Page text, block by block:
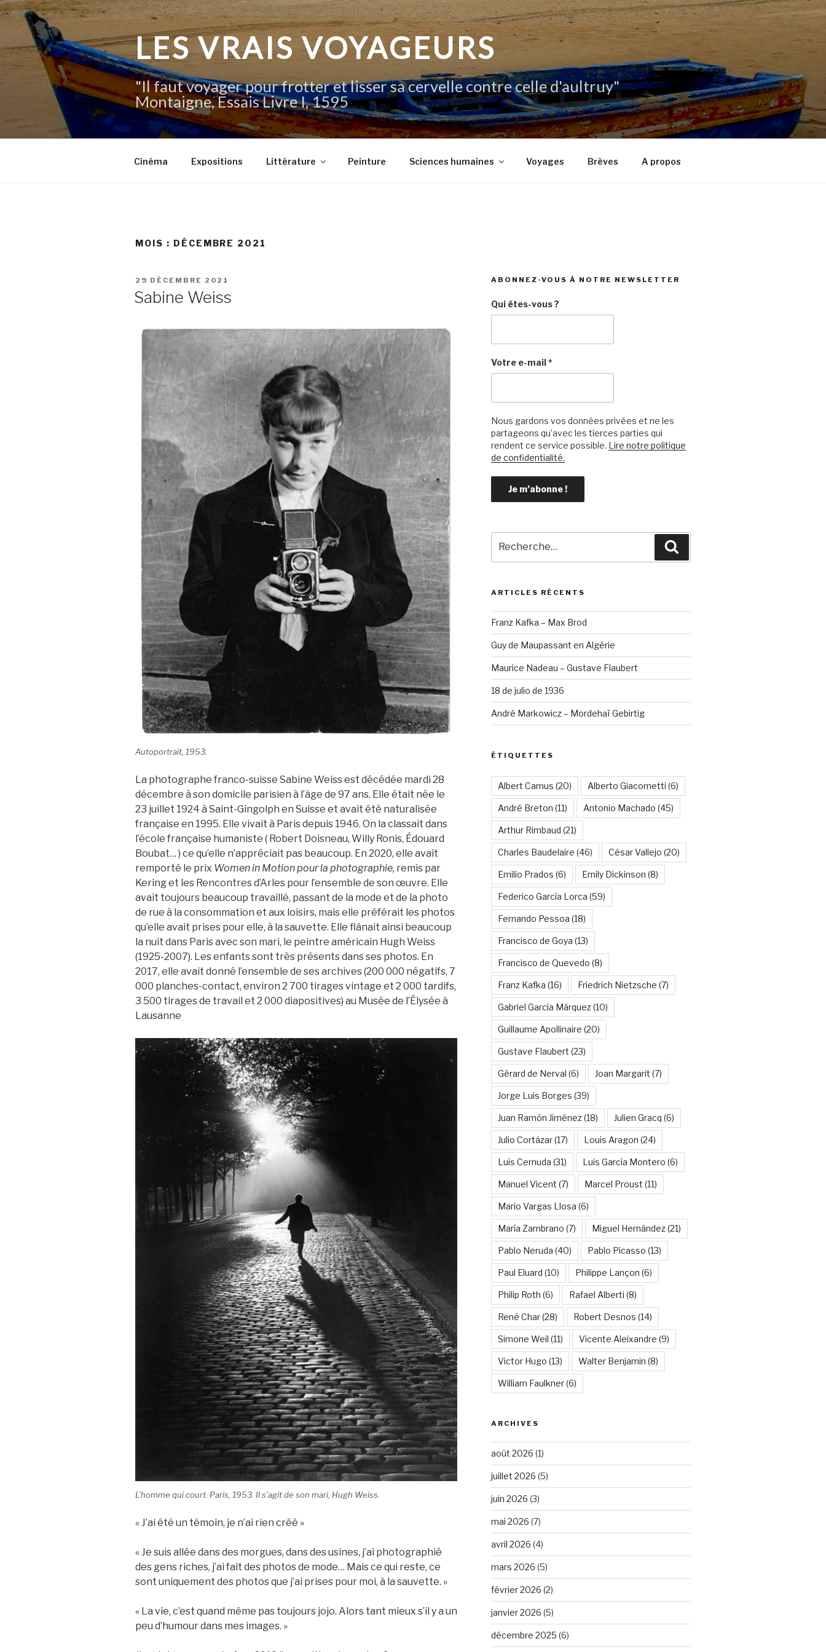
Aller
au
contenu
principal
LES VRAIS VOYAGEURS
"Il faut voyager pour frotter et lisser sa cervelle contre celle d'aultruy"
Montaigne, Essais Livre I, 1595
Cinéma Expositions Littérature Peinture Sciences humaines Voyages Brèves A propos
MOIS : DÉCEMBRE 2021
PUBLIÉ
29 DÉCEMBRE 2021
Sabine Weiss
Autoportrait, 1953.
La photographe franco-suisse Sabine Weiss est décédée mardi 28
décembre à son domicile parisien à l’âge de 97 ans. Elle était née le
23 juillet 1924 à Saint-Gingolph en Suisse et avait été naturalisée
française en 1995. Elle vivait à Paris depuis 1946. On la classait dans
l’école française humaniste ( Robert Doisneau, Willy Ronis, Édouard
Boubat… ) ce qu’elle n’appréciait pas beaucoup. En 2020, elle avait
remporté le prix Women in Motion pour la photographie, remis par
Kering et les Rencontres d’Arles pour l’ensemble de son œuvre. Elle
avait toujours beaucoup travaillé, passant de la mode et de la photo
de rue à la consommation et aux loisirs, mais elle préférait les photos
qu’elle avait prises pour elle, à la sauvette. Elle flânait ainsi beaucoup
la nuit dans Paris avec son mari, le peintre américain Hugh Weiss
(1925-2007). Les enfants sont très présents dans ses photos. En
2017, elle avait donné l’ensemble de ses archives (200 000 négatifs, 7
000 planches-contact, environ 2 700 tirages vintage et 2 000 tardifs,
3 500 tirages de travail et 2 000 diapositives) au Musée de l’Élysée à
Lausanne
L’homme qui court. Paris, 1953. Il s’agit de son mari, Hugh Weiss.
« J’ai été un témoin, je n’ai rien créé »
« Je suis allée dans des morgues, dans des usines, j’ai photographié
des gens riches, j’ai fait des photos de mode… Mais ce qui reste, ce
sont uniquement des photos que j’ai prises pour moi, à la sauvette. »
« La vie, c’est quand même pas toujours jojo. Alors tant mieux s’il y a un
peu d’humour dans mes images. »
ABONNEZ-VOUS À NOTRE NEWSLETTER
Qui êtes-vous ?
Votre e-mail*
Nous gardons vos données privées et ne les
partageons qu’avec les tierces parties qui
rendent ce service possible. Lire notre politique
de confidentialité.
pour
:
ARTICLES RÉCENTS
Franz Kafka – Max Brod
Guy de Maupassant en Algérie
Maurice Nadeau – Gustave Flaubert
18 de julio de 1936
André Markowicz – Mordehaï Gebirtig
ÉTIQUETTES
Albert Camus (20) Alberto Giacometti (6)
André Breton (11) Antonio Machado (45)
Arthur Rimbaud (21)
Charles Baudelaire (46) César Vallejo (20)
Emilio Prados (6) Emily Dickinson (8)
Federico García Lorca (59)
Fernando Pessoa (18)
Francisco de Goya (13)
Francisco de Quevedo (8)
Franz Kafka (16) Friedrich Nietzsche (7)
Gabriel García Márquez(10)
Guillaume Apollinaire (20)
Gustave Flaubert (23)
Gérard de Nerval (6) Joan Margarit (7)
Jorge Luis Borges (39)
Juan Ramón Jiménez(18) Julien Gracq (6)
Julio Cortázar(17) Louis Aragon (24)
Luis Cernuda (31) Luis García Montero (6)
Manuel Vicent (7) Marcel Proust (11)
Mario Vargas Llosa (6)
María Zambrano (7) Miguel Hernández(21)
Pablo Neruda (40) Pablo Picasso (13)
Paul Eluard (10) Philippe Lançon (6)
Philip Roth (6) Rafael Alberti (8)
René Char(28) Robert Desnos (14)
Simone Weil (11) Vicente Aleixandre (9)
Victor Hugo (13) Walter Benjamin (8)
William Faulkner(6)
ARCHIVES
août 2026 (1)
juillet 2026 (5)
juin 2026 (3)
mai 2026 (7)
avril 2026 (4)
mars 2026 (5)
février 2026 (2)
janvier 2026 (5)
décembre 2025 (6)